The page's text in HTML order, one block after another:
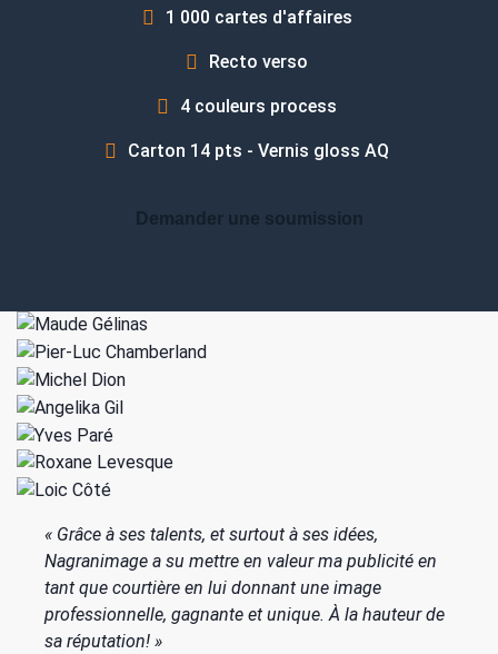
1 000 cartes d'affaires
Recto verso
4 couleurs process
Carton 14 pts - Vernis gloss AQ
Demander une soumission
« Grâce à ses talents, et surtout à ses idées,
Nagranimage a su mettre en valeur ma publicité en
tant que courtière en lui donnant une image
professionnelle, gagnante et unique. À la hauteur de
sa réputation! »